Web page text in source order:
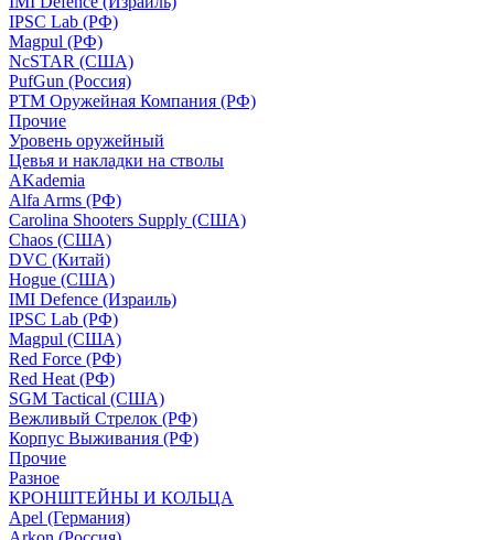
IPSC Lab (РФ)
Magpul (РФ)
NcSTAR (США)
PufGun (Россия)
РТМ Оружейная Компания (РФ)
Прочие
Уровень оружейный
Цевья и накладки на стволы
AKademia
Alfa Arms (РФ)
Carolina Shooters Supply (США)
Chaos (США)
DVC (Китай)
Hogue (США)
IMI Defence (Израиль)
IPSC Lab (РФ)
Magpul (США)
Red Force (РФ)
Red Heat (РФ)
SGM Tactical (США)
Вежливый Стрелок (РФ)
Корпус Выживания (РФ)
Прочие
Разное
КРОНШТЕЙНЫ И КОЛЬЦА
Apel (Германия)